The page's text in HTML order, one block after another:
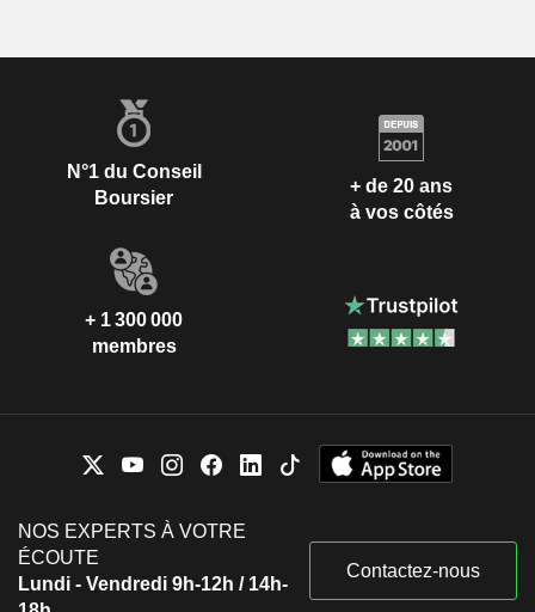
N°1 du Conseil
Boursier
+ de 20 ans
à vos côtés
+ 1 300 000
membres
NOS EXPERTS À VOTRE
ÉCOUTE
Lundi - Vendredi 9h-12h / 14h-
Contactez-nous